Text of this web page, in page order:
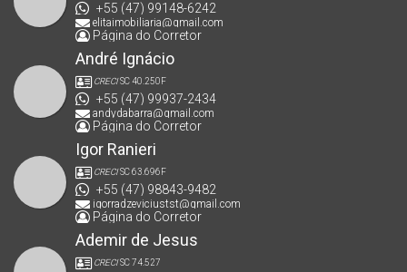
+55 (47) 99148-6242
elitaimobiliaria@gmail.com
Página do Corretor
André Ignácio
CRECISC 40.250F
+55 (47) 99937-2434
andydabarra@gmail.com
Página do Corretor
Igor Ranieri
CRECISC 63.696F
+55 (47) 98843-9482
igorradzeviciustst@gmail.com
Página do Corretor
Ademir de Jesus
CRECISC 74.527